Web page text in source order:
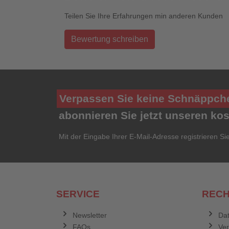
Teilen Sie Ihre Erfahrungen min anderen Kunden
Bewertung schreiben
Verpassen Sie keine
abonnieren Sie jetzt unseren
Mit der Eingabe Ihrer E-Mail-Adresse registrieren
SERVICE
Newsletter
FAQs